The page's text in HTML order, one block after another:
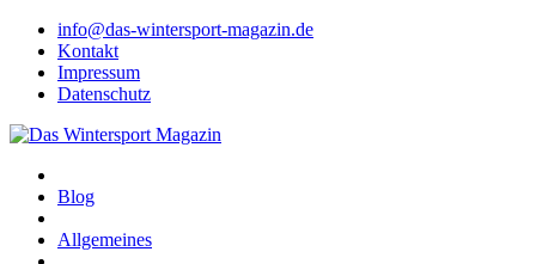
info@das-wintersport-magazin.de
Kontakt
Impressum
Datenschutz
Blog
Allgemeines